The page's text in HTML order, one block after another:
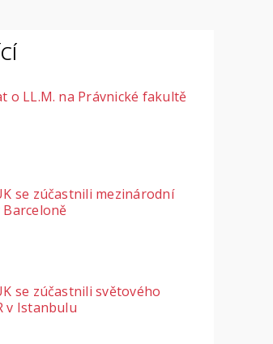
o LL.M. na Právnické fakultě
se zúčastnili mezinárodní
se zúčastnili světového
v Istanbulu